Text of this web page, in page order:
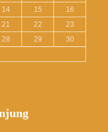
14 15
16
21 22
23
28 29
30